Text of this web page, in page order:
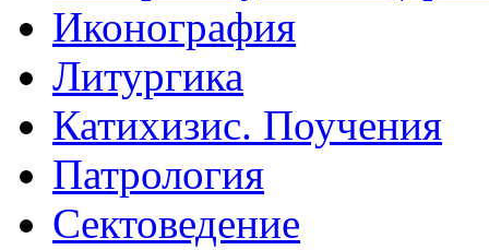
Иконография
Литургика
Катихизис. Поучения
Патрология
Сектоведение